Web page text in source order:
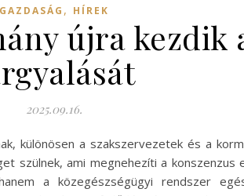
GAZDASÁG , HÍREK
újra
2025.09.16.
különösen a szakszervezetek és a
szülnek, ami megnehezíti a
a közegészségügyi rendszer